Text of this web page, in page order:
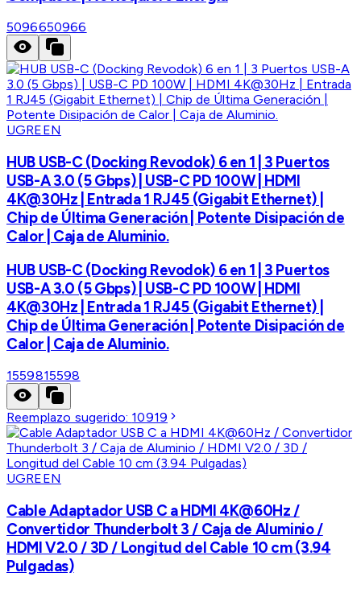
5096650966
UGREEN
HUB USB-C (Docking Revodok) 6 en 1 | 3 Puertos
USB-A 3.0 (5 Gbps) | USB-C PD 100W | HDMI
4K@30Hz | Entrada 1 RJ45 (Gigabit Ethernet) |
Chip de Última Generación | Potente Disipación de
Calor | Caja de Aluminio.
HUB USB-C (Docking Revodok) 6 en 1 | 3 Puertos
USB-A 3.0 (5 Gbps) | USB-C PD 100W | HDMI
4K@30Hz | Entrada 1 RJ45 (Gigabit Ethernet) |
Chip de Última Generación | Potente Disipación de
Calor | Caja de Aluminio.
1559815598
Reemplazo sugerido: 10919
UGREEN
Cable Adaptador USB C a HDMI 4K@60Hz /
Convertidor Thunderbolt 3 / Caja de Aluminio /
HDMI V2.0 / 3D / Longitud del Cable 10 cm (3.94
Pulgadas)